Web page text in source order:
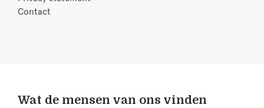
Contact
Wat de mensen van ons vinden